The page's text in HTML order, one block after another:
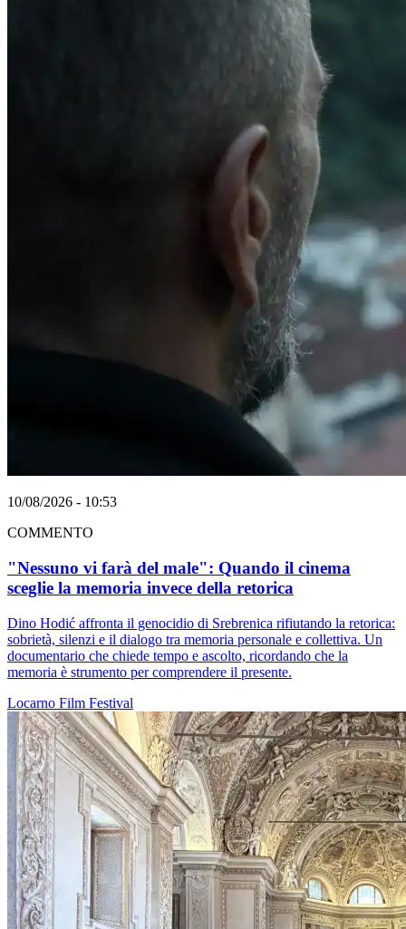
10/08/2026 - 10:53
COMMENTO
"Nessuno vi farà del male": Quando il cinema
sceglie la memoria invece della retorica
Dino Hodić affronta il genocidio di Srebrenica rifiutando la retorica:
sobrietà, silenzi e il dialogo tra memoria personale e collettiva. Un
documentario che chiede tempo e ascolto, ricordando che la
memoria è strumento per comprendere il presente.
Locarno Film Festival